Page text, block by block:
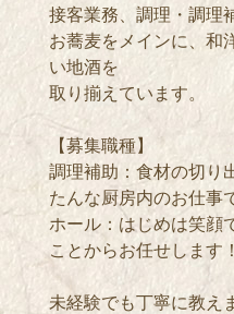
接客業務、調理・調理
お蕎麦をメインに、和
い地酒を
取り揃えています。
【募集職種】
調理補助：食材の切り
たんな厨房内のお仕事
ホール：はじめは笑顔
ことからお任せします！
未経験でも丁寧に教え